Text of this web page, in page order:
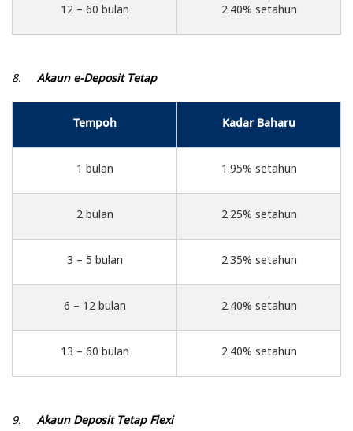
12 – 60 bulan 2.40% setahun
8. Akaun e-Deposit Tetap
Tempoh Kadar Baharu
1 bulan 1.95% setahun
2 bulan 2.25% setahun
3 – 5 bulan 2.35% setahun
6 – 12 bulan 2.40% setahun
13 – 60 bulan 2.40% setahun
9. Akaun Deposit Tetap Flexi